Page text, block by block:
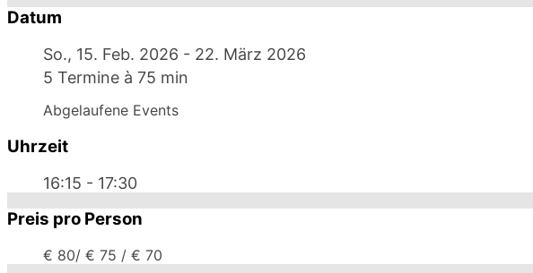
Datum
So., 15. Feb. 2026 - 22. März 2026
5 Termine à 75 min
Abgelaufene Events
Uhrzeit
16:15 - 17:30
Preis pro Person
€ 80/ € 75 / € 70